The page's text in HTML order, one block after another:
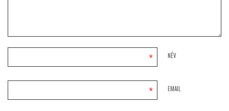
NÉV
*
EMAIL
*